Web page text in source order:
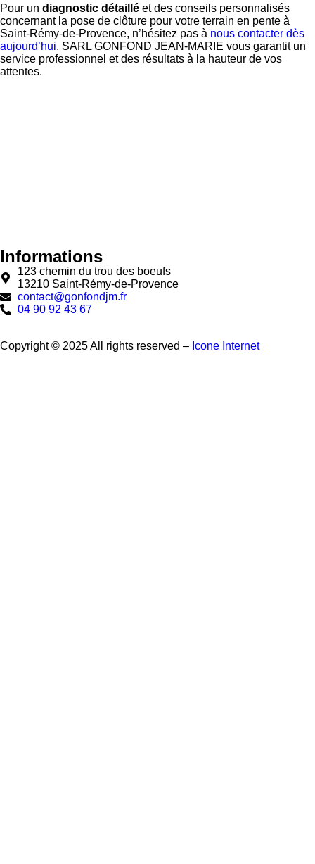
Pour un diagnostic détaillé et des conseils personnalisés
concernant la pose de clôture pour votre terrain en pente à
Saint-Rémy-de-Provence, n’hésitez pas à nous contacter dès
aujourd’hui. SARL GONFOND JEAN-MARIE vous garantit un
service professionnel et des résultats à la hauteur de vos
attentes.
Informations
123 chemin du trou des boeufs
13210 Saint-Rémy-de-Provence
contact@gonfondjm.fr
04 90 92 43 67
Copyright © 2025 All rights reserved – Icone Internet